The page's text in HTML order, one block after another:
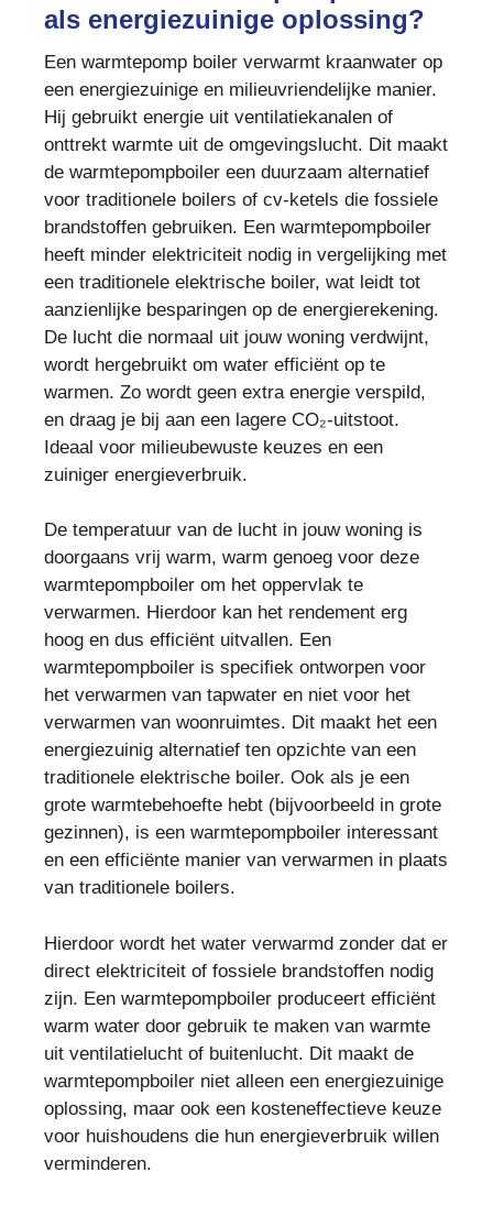
als energiezuinige oplossing?
Een warmtepomp boiler verwarmt kraanwater op
een energiezuinige en milieuvriendelijke manier.
Hij gebruikt energie uit ventilatiekanalen of
onttrekt warmte uit de omgevingslucht. Dit maakt
de warmtepompboiler een duurzaam alternatief
voor traditionele boilers of cv-ketels die fossiele
brandstoffen gebruiken. Een warmtepompboiler
heeft minder elektriciteit nodig in vergelijking met
een traditionele elektrische boiler, wat leidt tot
aanzienlijke besparingen op de energierekening.
De lucht die normaal uit jouw woning verdwijnt,
wordt hergebruikt om water efficiënt op te
warmen. Zo wordt geen extra energie verspild,
en draag je bij aan een lagere CO₂-uitstoot.
Ideaal voor milieubewuste keuzes en een
zuiniger energieverbruik.
De temperatuur van de lucht in jouw woning is
doorgaans vrij warm, warm genoeg voor deze
warmtepompboiler om het oppervlak te
verwarmen. Hierdoor kan het rendement erg
hoog en dus efficiënt uitvallen. Een
warmtepompboiler is specifiek ontworpen voor
het verwarmen van tapwater en niet voor het
verwarmen van woonruimtes. Dit maakt het een
energiezuinig alternatief ten opzichte van een
traditionele elektrische boiler. Ook als je een
grote warmtebehoefte hebt (bijvoorbeeld in grote
gezinnen), is een warmtepompboiler interessant
en een efficiënte manier van verwarmen in plaats
van traditionele boilers.
Hierdoor wordt het water verwarmd zonder dat er
direct elektriciteit of fossiele brandstoffen nodig
zijn. Een warmtepompboiler produceert efficiënt
warm water door gebruik te maken van warmte
uit ventilatielucht of buitenlucht. Dit maakt de
warmtepompboiler niet alleen een energiezuinige
oplossing, maar ook een kosteneffectieve keuze
voor huishoudens die hun energieverbruik willen
verminderen.